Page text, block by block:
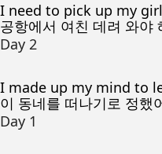
I need to pick up my
공항에서 여친 데려 와야
Day 2
I made up my mind to
이 동네를 떠나기로 정했
Day 1